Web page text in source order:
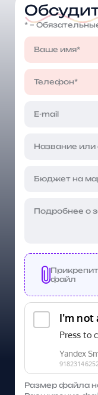
* –
файл
Размер файла